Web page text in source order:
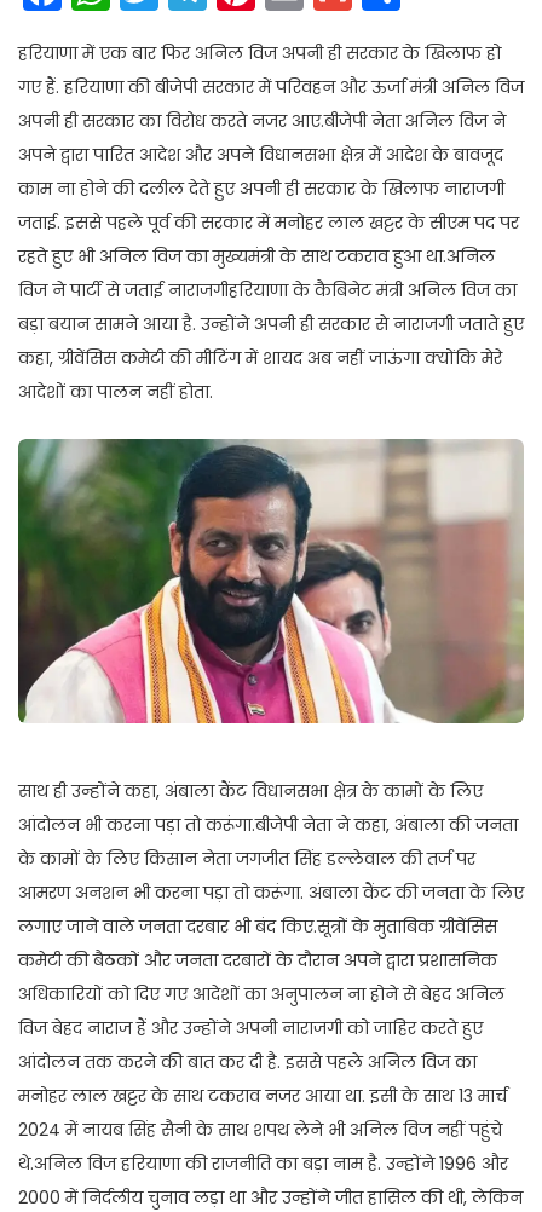
हरियाणा में एक बार फिर अनिल विज अपनी ही सरकार के खिलाफ हो
गए हैं. हरियाणा की बीजेपी सरकार में परिवहन और ऊर्जा मंत्री अनिल विज
अपनी ही सरकार का विरोध करते नजर आए.बीजेपी नेता अनिल विज ने
अपने द्वारा पारित आदेश और अपने विधानसभा क्षेत्र में आदेश के बावजूद
काम ना होने की दलील देते हुए अपनी ही सरकार के खिलाफ नाराजगी
जताई. इससे पहले पूर्व की सरकार में मनोहर लाल खट्टर के सीएम पद पर
रहते हुए भी अनिल विज का मुख्यमंत्री के साथ टकराव हुआ था.अनिल
विज ने पार्टी से जताई नाराजगीहरियाणा के कैबिनेट मंत्री अनिल विज का
बड़ा बयान सामने आया है. उन्होंने अपनी ही सरकार से नाराजगी जताते हुए
कहा, ग्रीवेंसिस कमेटी की मीटिंग में शायद अब नहीं जाऊंगा क्योंकि मेरे
आदेशों का पालन नहीं होता.
साथ ही उन्होंने कहा, अंबाला कैंट विधानसभा क्षेत्र के कामों के लिए
आंदोलन भी करना पड़ा तो करूंगा.बीजेपी नेता ने कहा, अंबाला की जनता
के कामों के लिए किसान नेता जगजीत सिंह डल्लेवाल की तर्ज पर
आमरण अनशन भी करना पड़ा तो करूंगा. अंबाला कैंट की जनता के लिए
लगाए जाने वाले जनता दरबार भी बंद किए.सूत्रों के मुताबिक ग्रीवेंसिस
कमेटी की बैठकों और जनता दरबारों के दौरान अपने द्वारा प्रशासनिक
अधिकारियों को दिए गए आदेशों का अनुपालन ना होने से बेहद अनिल
विज बेहद नाराज हैं और उन्होंने अपनी नाराजगी को जाहिर करते हुए
आंदोलन तक करने की बात कर दी है. इससे पहले अनिल विज का
मनोहर लाल खट्टर के साथ टकराव नजर आया था. इसी के साथ 13 मार्च
2024 में नायब सिंह सैनी के साथ शपथ लेने भी अनिल विज नहीं पहुंचे
थे.अनिल विज हरियाणा की राजनीति का बड़ा नाम है. उन्होंने 1996 और
2000 में निर्दलीय चुनाव लड़ा था और उन्होंने जीत हासिल की थी, लेकिन